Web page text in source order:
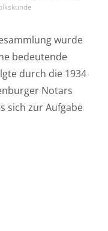
wurde
bedeutende
durch die 1934
Notars
sich zur Aufgabe